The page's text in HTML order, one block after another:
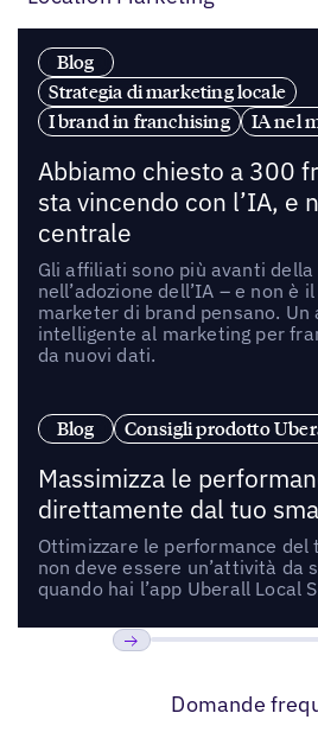
Blog
Strategia di marketing locale
I brand in franchising
IA nel
Abbiamo chiesto a 300
sta vincendo con l’IA, e
centrale
Gli affiliati sono più avanti
nell’adozione dell’IA – e non è
marketer di brand pensano. Un
intelligente al marketing per
da nuovi dati.
Blog Consigli prodotto
Massimizza le
direttamente dal tuo
Ottimizzare le performance del
non deve essere un’attività da
quando hai l’app Uberall Local
Domande